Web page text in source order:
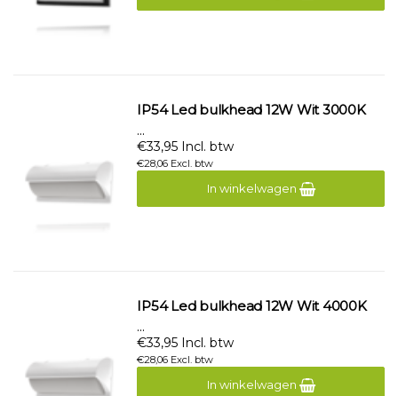
IP54 Led bulkhead 12W Wit 3000K
...
€33,95 Incl. btw
€28,06 Excl. btw
In winkelwagen
IP54 Led bulkhead 12W Wit 4000K
...
€33,95 Incl. btw
€28,06 Excl. btw
In winkelwagen